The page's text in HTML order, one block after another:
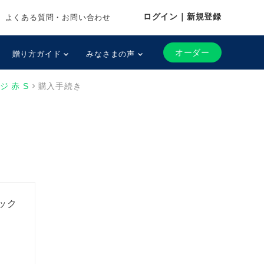
よくある質問・お問い合わせ ログイン｜新規登録
贈り方ガイド みなさまの声 オーダー
赤 S 購入手続き
ク